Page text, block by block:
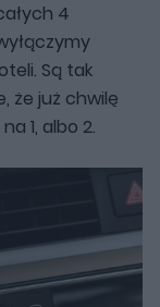
4
Są tak
że już chwilę
1, albo 2.